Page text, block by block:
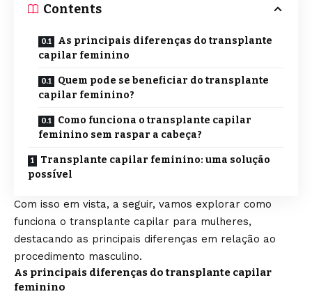
Contents
As principais diferenças do transplante
capilar feminino
Quem pode se beneficiar do transplante
capilar feminino?
Como funciona o transplante capilar
feminino sem raspar a cabeça?
Transplante capilar feminino: uma solução
possível
Com isso em vista, a seguir, vamos explorar como
funciona o transplante capilar para mulheres,
destacando as principais diferenças em relação ao
procedimento masculino.
As principais diferenças do transplante capilar
feminino